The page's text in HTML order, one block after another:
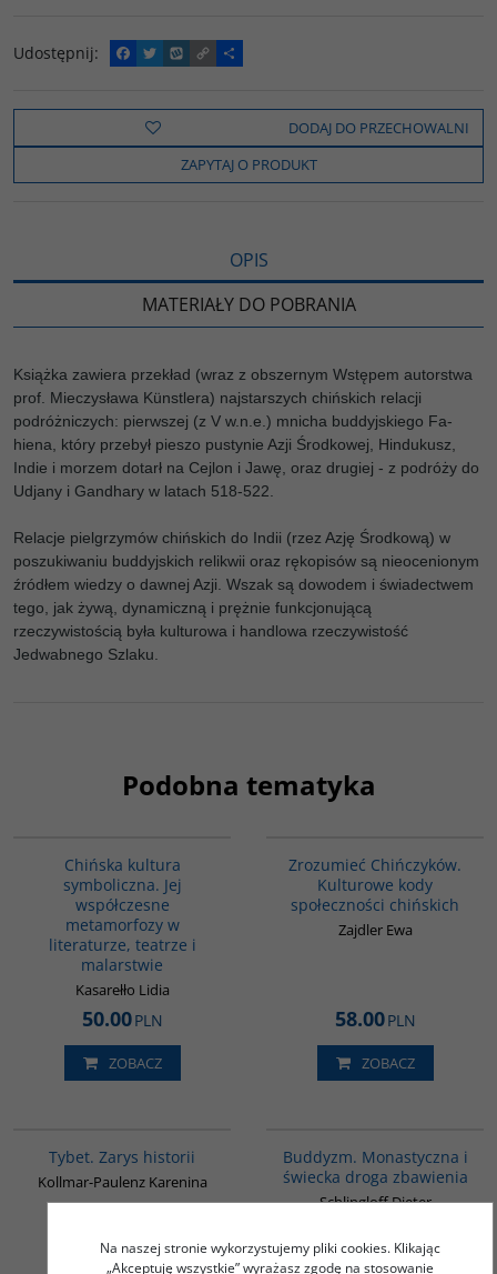
Udostępnij:
F
a
e
o
k
T
w
t
t
e
W
y
o
C
o
y
i
n
k
P
o
z
e
l
s
DODAJ DO PRZECHOWALNI
ZAPYTAJ O PRODUKT
OPIS
MATERIAŁY DO POBRANIA
Książka zawiera przekład (wraz z obszernym Wstępem autorstwa
prof. Mieczysława Künstlera) najstarszych chińskich relacji
podróżniczych: pierwszej (z V w.n.e.) mnicha buddyjskiego Fa-
hiena, który przebył pieszo pustynie Azji Środkowej, Hindukusz,
Indie i morzem dotarł na Cejlon i Jawę, oraz drugiej - z podróży do
Udjany i Gandhary w latach 518-522.
Relacje pielgrzymów chińskich do Indii (rzez Azję Środkową) w
poszukiwaniu buddyjskich relikwii oraz rękopisów są nieocenionym
źródłem wiedzy o dawnej Azji. Wszak są dowodem i świadectwem
tego, jak żywą, dynamiczną i prężnie funkcjonującą
rzeczywistością była kulturowa i handlowa rzeczywistość
Jedwabnego Szlaku.
Podobna tematyka
Chińska kultura
symboliczna. Jej
współczesne
metamorfozy w
literaturze, teatrze i
malarstwie
Kasarełło Lidia
50.00PLN
ZOBACZ
Zrozumieć Chińczyków.
Kulturowe kody
społeczności chińskich
Zajdler Ewa
58.00PLN
ZOBACZ
Tybet. Zarys historii
Kollmar-Paulenz Karenina
Buddyzm. Monastyczna i
świecka droga zbawienia
Schlingloff Dieter
Na naszej stronie wykorzystujemy pliki cookies. Klikając
„Akceptuję wszystkie” wyrażasz zgodę na stosowanie